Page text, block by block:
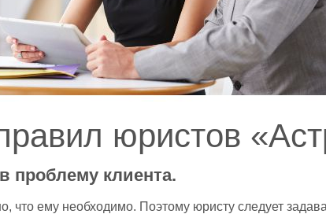
юристов
проблему клиента.
что ему необходимо. Поэтому юристу следует